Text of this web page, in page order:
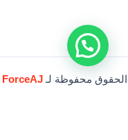
الحقوق محفوظة لـForceAJ